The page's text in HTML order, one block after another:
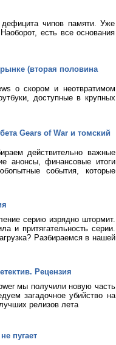
чипов памяти. Уже
есть все основания
(вторая половина
о скором и неотвратимом
доступные в крупных
Gears of War и томский
действительно важные
анонсы, финансовые итоги
события, которые
серию изрядно штормит.
и притягательность серии.
Разбираемся в нашей
Рецензия
мы получили новую часть
загадочное убийство на
релизов лета
пугает